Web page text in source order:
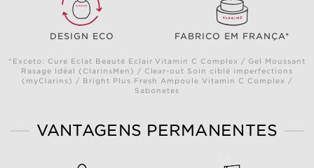
DESIGN ECO FABRICO EM FRANÇA*
*Exceto: Cure Eclat Beauté Eclair Vitamin C Complex / Gel Moussant
Rasage Idéal (ClarinsMen) / Clear-out Soin ciblé imperfections
(myClarins) / Bright Plus Fresh Ampoule Vitamin C Complex /
Sabonetes
VANTAGENS PERMANENTES